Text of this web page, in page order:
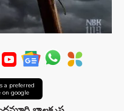
a preferred
on google